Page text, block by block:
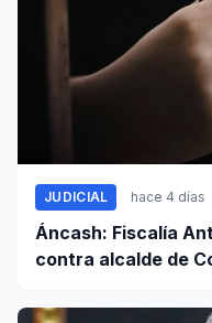
JUDICIAL hace 4 días
Áncash: Fiscalía
contra alcalde de